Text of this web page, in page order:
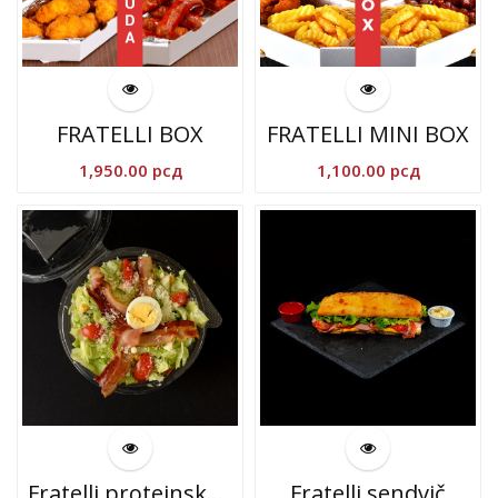
FRATELLI BOX
1,950.00 рсд
FRATELLI MINI BOX
1,100.00 рсд